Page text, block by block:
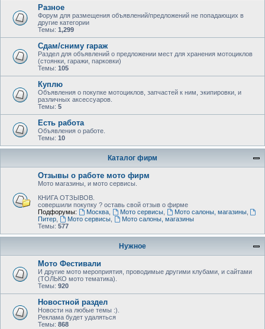
Разное
Форум для размещения объявлений/предложений не попадающих в
другие категории
Темы: 1,299
Сдам/сниму гараж
Раздел для объявлений о предложении мест для хранения мотоциклов
(стоянки, гаражи, парковки)
Темы: 105
Куплю
Объявления о покупке мотоциклов, запчастей к ним, экипировки, и
различных аксессуаров.
Темы: 5
Есть работа
Объявления о работе.
Темы: 10
Каталог фирм
Отзывы о работе мото фирм
Мото магазины, и мото сервисы.
КНИГА ОТЗЫВОВ.
совершили покупку ? оставь свой отзыв о фирме
Подфорумы:
Москва, Мото сервисы, Мото салоны, магазины,
Питер
Мото сервисы,
Мото салоны, магазины
Темы: 577
Нужное
Мото Фестивали
И другие мото мероприятия, проводимые другими клубами, и сайтами
(ТОЛЬКО мото тематика).
Темы: 920
Новостной раздел
Новости на любые темы :).
Реклама будет удаляться
Темы: 868